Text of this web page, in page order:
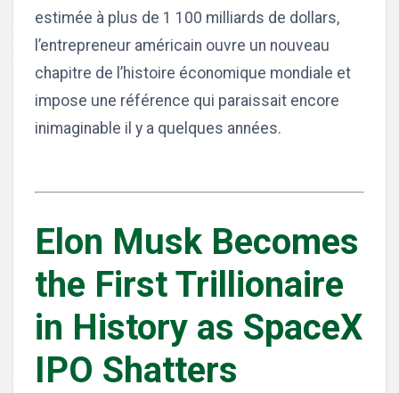
estimée à plus de 1 100 milliards de dollars,
l’entrepreneur américain ouvre un nouveau
chapitre de l’histoire économique mondiale et
impose une référence qui paraissait encore
inimaginable il y a quelques années.
Elon Musk Becomes
the First Trillionaire
in History as SpaceX
IPO Shatters